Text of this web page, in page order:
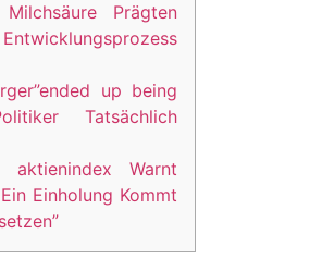
Prägten
up being
Tatsächlich
aktienindex Warnt
Einholung Kommt